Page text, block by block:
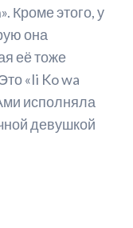
Кроме этого, у
она
её тоже
«Ii Ko wa
исполняла
девушкой